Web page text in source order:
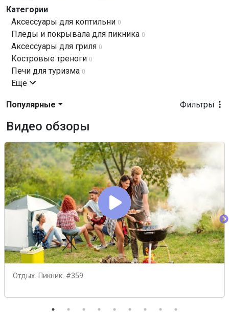
Категории
Аксессуары для коптильни 0
Пледы и покрывала для пикника 0
Аксессуары для гриля 0
Костровые треноги 0
Печи для туризма 0
Еще
Фильтры
Популярные
Видео обзоры
Отдых. Пикник. #359